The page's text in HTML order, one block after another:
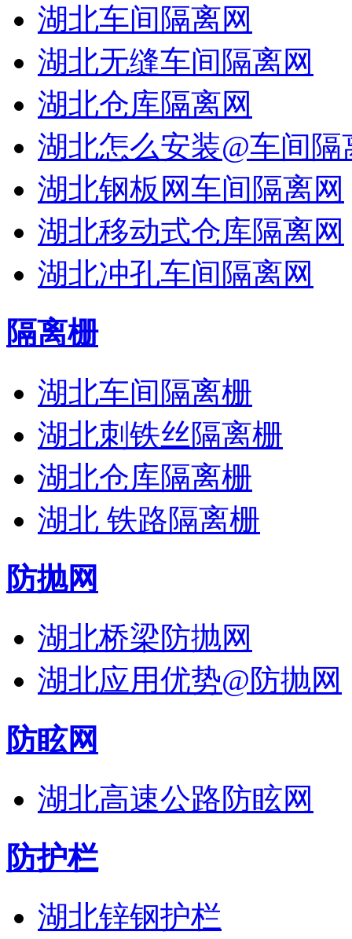
湖北车间隔离网
湖北无缝车间隔离网
湖北仓库隔离网
湖北怎么安装@车间隔
湖北钢板网车间隔离网
湖北移动式仓库隔离网
湖北冲孔车间隔离网
隔离栅
湖北车间隔离栅
湖北刺铁丝隔离栅
湖北仓库隔离栅
湖北 铁路隔离栅
防抛网
湖北桥梁防抛网
湖北应用优势@防抛网
防眩网
湖北高速公路防眩网
防护栏
湖北锌钢护栏